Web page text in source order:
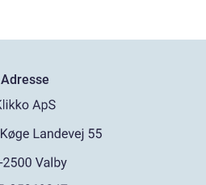
Adresse